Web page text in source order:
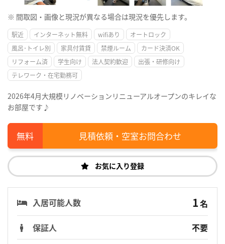
※ 間取図・画像と現況が異なる場合は現況を優先します。
駅近 インターネット無料 wifiあり
オートロック
風呂･トイレ別
家具付賃貸 禁煙ルーム
カード決済OK
リフォーム済
学生向け 法人契約歓迎
出張・研修向け
テレワーク・在宅勤務可
2026年4月大規模リノベーションリニューアルオープンのキレイな
お部屋です♪
見積依頼・空室お問合わせ
お気に入り登録
入居可能人数 1名
保証人
不要